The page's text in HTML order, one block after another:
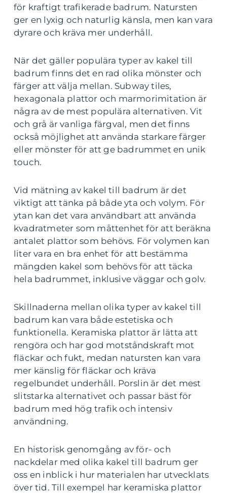
för kraftigt trafikerade badrum. Natursten
ger en lyxig och naturlig känsla, men kan vara
dyrare och kräva mer underhåll.
När det gäller populära typer av kakel till
badrum finns det en rad olika mönster och
färger att välja mellan. Subway tiles,
hexagonala plattor och marmorimitation är
några av de mest populära alternativen. Vit
och grå är vanliga färgval, men det finns
också möjlighet att använda starkare färger
eller mönster för att ge badrummet en unik
touch.
Vid mätning av kakel till badrum är det
viktigt att tänka på både yta och volym. För
ytan kan det vara användbart att använda
kvadratmeter som måttenhet för att beräkna
antalet plattor som behövs. För volymen kan
liter vara en bra enhet för att bestämma
mängden kakel som behövs för att täcka
hela badrummet, inklusive väggar och golv.
Skillnaderna mellan olika typer av kakel till
badrum kan vara både estetiska och
funktionella. Keramiska plattor är lätta att
rengöra och har god motståndskraft mot
fläckar och fukt, medan natursten kan vara
mer känslig för fläckar och kräva
regelbundet underhåll. Porslin är det mest
slitstarka alternativet och passar bäst för
badrum med hög trafik och intensiv
användning.
En historisk genomgång av för- och
nackdelar med olika kakel till badrum ger
oss en inblick i hur materialen har utvecklats
över tid. Till exempel har keramiska plattor